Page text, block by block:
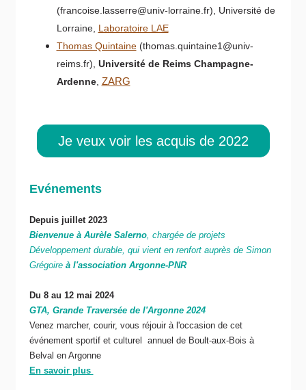
(francoise.lasserre@univ-lorraine.fr), Université de
Lorraine, Laboratoire LAE
Thomas Quintaine(thomas.quintaine1@univ-
reims.fr), Université de Reims Champagne-
Ardenne, ZARG
Je veux voir les acquis de 2022
Evénements
Depuis juillet 2023
Bienvenue à Aurèle Salerno, chargée de projets
Développement durable, qui vient en renfort auprès de Simon
Grégoireà l'association Argonne-PNR
Du 8 au 12 mai 2024
GTA, Grande Traversée de l'Argonne 2024
Venez marcher, courir, vous réjouir à l'occasion de cet
événement sportif et culturel annuel de Boult-aux-Bois à
Belval en Argonne
En savoir plus